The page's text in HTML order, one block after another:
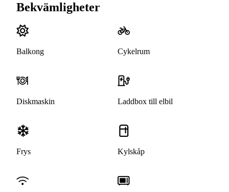
Bekvämligheter
Balkong Cykelrum
Diskmaskin Laddbox till elbil
Frys Kylskåp